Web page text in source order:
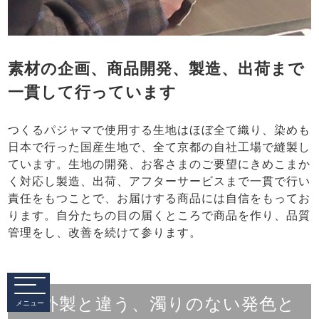
メニュー
素材の企画、商品開発、製造、出荷まで
一貫して行っています
つくるパジャマで使用する生地はほぼ全て織り、染めも
日本で行った国産生地で、全て京都の自社工場で縫製し
ています。生地の開発、お客さまのご要望にきめこまか
く対応し製造、出荷、アフターサービスまで一貫で行い
責任をもつことで、お届けする商品には自信をもってお
ります。自分たちの目の届くところで商品を作り、品質
管理をし、改善を続けて参ります。
海外製と違う、濁りのない発色と